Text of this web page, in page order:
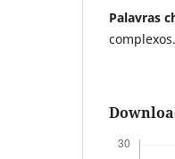
Palavras
complexos.